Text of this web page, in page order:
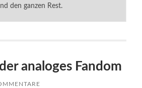
den ganzen Rest.
analoges Fandom